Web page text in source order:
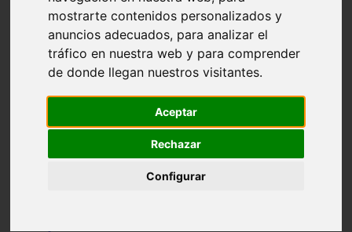
mostrarte contenidos personalizados y
anuncios adecuados, para analizar el
tráfico en nuestra web y para comprender
de donde llegan nuestros visitantes.
Aceptar
Rechazar
Configurar
protagonistas
abandono
adopci n
ferias
snacks
iberzoo propet
estanques